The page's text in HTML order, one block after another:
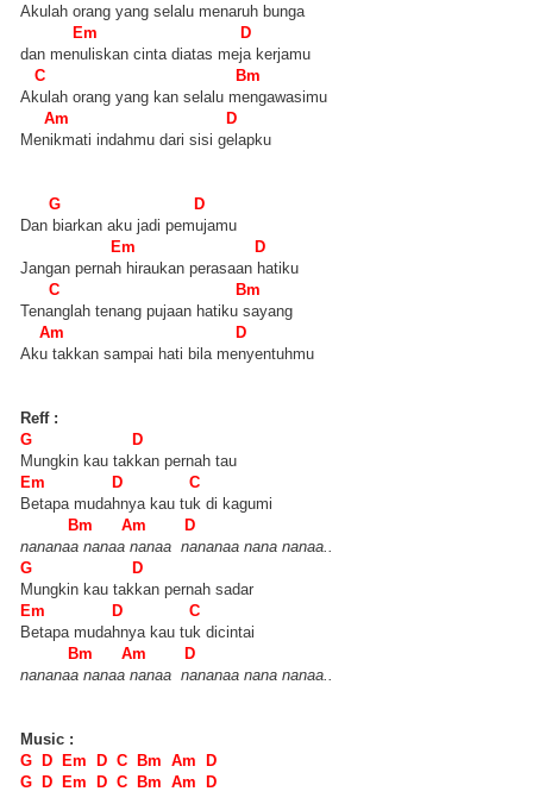
Akulah orang yang selalu menaruh bunga
Em D
dan menuliskan cinta diatas meja kerjamu
C Bm
Akulah orang yang kan selalu mengawasimu
Am D
Menikmati indahmu dari sisi gelapku
G D
Dan biarkan aku jadi pemujamu
Em D
Jangan pernah hiraukan perasaan hatiku
C Bm
Tenanglah tenang pujaan hatiku sayang
Am D
Aku takkan sampai hati bila menyentuhmu
Reff :
G D
Mungkin kau takkan pernah tau
Em D C
Betapa mudahnya kau tuk di kagumi
Bm Am D
nananaa nanaa nanaa nananaa nana nanaa..
G D
Mungkin kau takkan pernah sadar
Em D C
Betapa mudahnya kau tuk dicintai
Bm Am D
nananaa nanaa nanaa nananaa nana nanaa..
Music :
G D Em D C Bm Am D
G D Em D C Bm Am D